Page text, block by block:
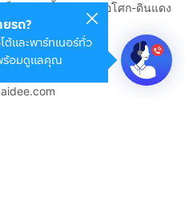
รถ?
ต้และพาร์ทเนอร์ทั่ว
ร้อมดูแลคุณ
ซ็นเตอร์ ชั้น 22 ถนนอโศก-ดินแดง
เขตดินแดง
านคร 10400